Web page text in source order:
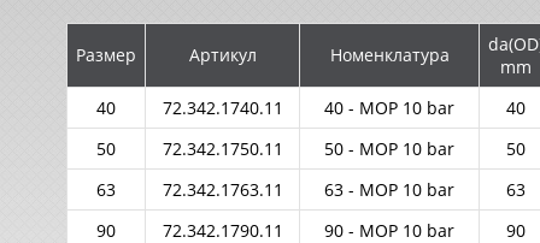
Размер Артикул Номенклатура
mm
40
72.342.1740.11 40 - MOP 10 bar
40
50
72.342.1750.11 50 - MOP 10 bar
50
63
72.342.1763.11 63 - MOP 10 bar
63
90
72.342.1790.11 90 - MOP 10 bar
90